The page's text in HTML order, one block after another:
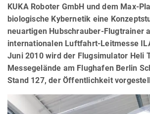
KUKA Roboter GmbH und dem Max-
biologische Kybernetik eine
neuartigen Hubschrauber-Flugtrainer
internationalen Luftfahrt-Leitmesse
Juni 2010 wird der Flugsimulator Heli
Messegelände am Flughafen Berlin
Stand 127, der Öffentlichkeit